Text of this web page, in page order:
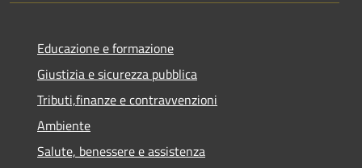
Educazione e formazione
Giustizia e sicurezza pubblica
Tributi,finanze e contravvenzioni
Ambiente
Salute, benessere e assistenza